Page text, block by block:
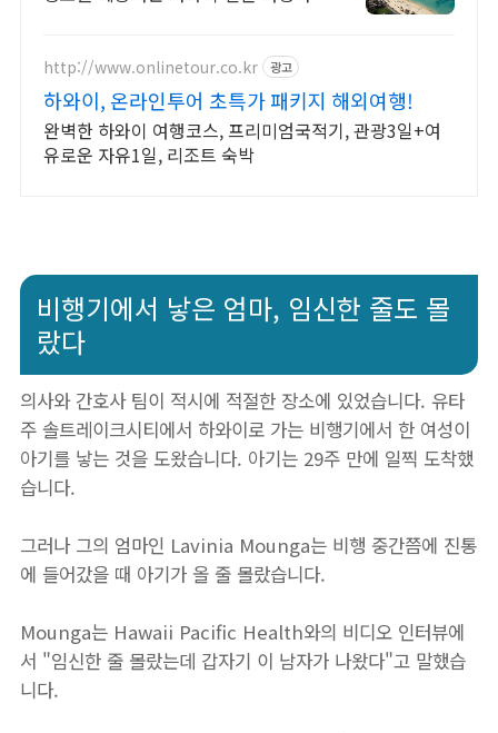
http://www.onlinetour.co.kr 광고
하와이, 온라인투어 초특가 패키지 해외여행!
완벽한 하와이 여행코스, 프리미엄국적기, 관광3일+여
유로운 자유1일, 리조트 숙박
비행기에서 낳은 엄마, 임신한 줄도 몰
랐다
의사와 간호사 팀이 적시에 적절한 장소에 있었습니다. 유타
주 솔트레이크시티에서 하와이로 가는 비행기에서 한 여성이
아기를 낳는 것을 도왔습니다. 아기는 29주 만에 일찍 도착했
습니다.
그러나 그의 엄마인 Lavinia Mounga는 비행 중간쯤에 진통
에 들어갔을 때 아기가 올 줄 몰랐습니다.
Mounga는 Hawaii Pacific Health와의 비디오 인터뷰에
서 "임신한 줄 몰랐는데 갑자기 이 남자가 나왔다"고 말했습
니다.